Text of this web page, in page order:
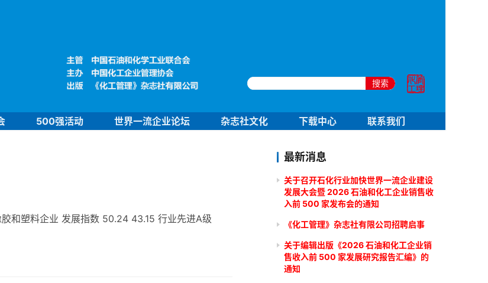
搜索
500强活动 世界一流企业论坛 杂志社文化 下载中心 联系我们
和塑料企业 发展指数 50.24 43.15 行业先进A级
最新消息
关于召开石化行业加快世界一流企业建设
发展大会暨 2026 石油和化工企业销售收
入前 500 家发布会的通知
《化工管理》杂志社有限公司招聘启事
关于编辑出版《2026 石油和化工企业销
售收入前 500 家发展研究报告汇编》的
通知